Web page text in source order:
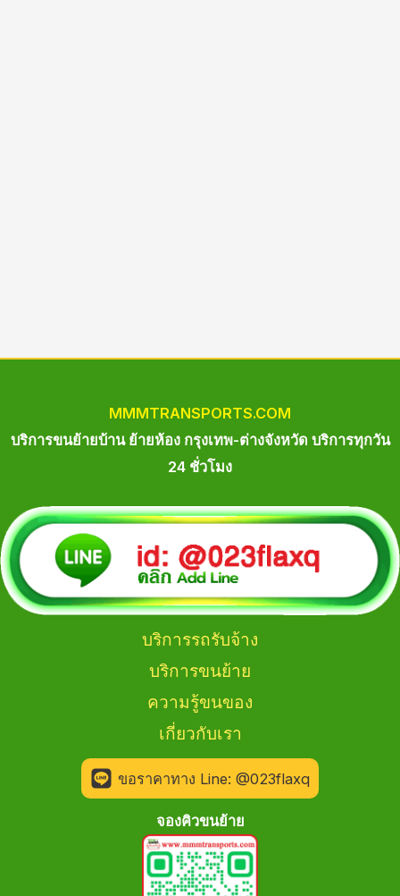
MMMTRANSPORTS.COM
บริการขนย้ายบ้าน ย้ายห้อง กรุงเทพ-ต่างจังหวัด บริการทุกวัน
24 ชั่วโมง
บริการรถรับจ้าง
บริการขนย้าย
ความรู้ขนของ
เกี่ยวกับเรา
ขอราคาทาง Line: @023flaxq
จองคิวขนย้าย